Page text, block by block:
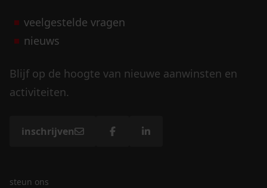
veelgestelde vragen
nieuws
Blijf op de hoogte van nieuwe aanwinsten en
activiteiten.
inschrijven
steun ons